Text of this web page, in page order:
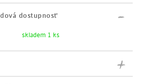
dostupnosť
skladem 1 ks